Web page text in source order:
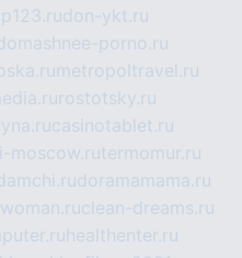
don-ykt.ru
porno.ru
metropoltravel.ru
rostotsky.ru
casinotablet.ru
moscow.rutermomur.ru
doramamama.ru
clean-dreams.ru
healthenter.ru